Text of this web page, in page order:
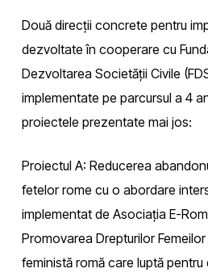
Două direcții concrete pentru
dezvoltate în cooperare cu
Dezvoltarea Societății Civile
implementate pe parcursul a 4
proiectele prezentate mai jos:
Proiectul A: Reducerea
fetelor rome cu o abordare
implementat de Asociația E-
Promovarea Drepturilor
feministă romă care luptă